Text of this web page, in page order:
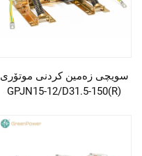
سویچی زەمین کردنی موتۆری
GPJN15-12/D31.5-150(R)